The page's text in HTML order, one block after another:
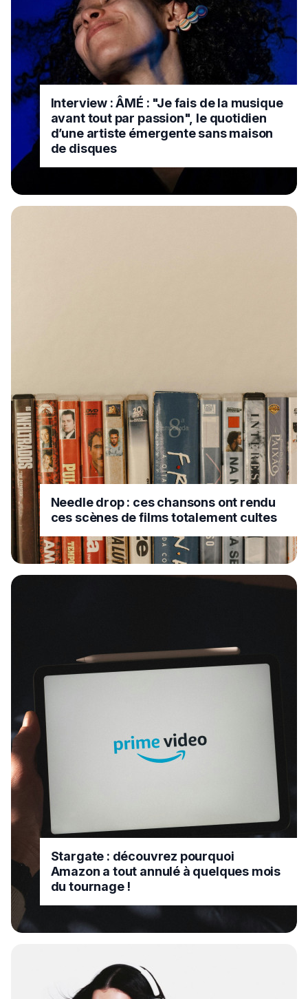
Interview : ÂMÉ : "Je fais de la musique
avant tout par passion", le quotidien
d’une artiste émergente sans maison
de disques
Needle drop : ces chansons ont rendu
ces scènes de films totalement cultes
Stargate : découvrez pourquoi
Amazon a tout annulé à quelques mois
du tournage !